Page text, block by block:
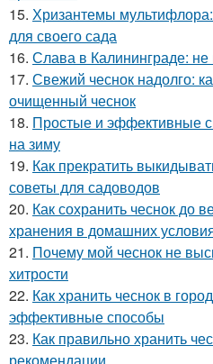
15. Хризантемы
для своего сада
16. Слава в Калининграде: не
17. Свежий чеснок надолго:
очищенный чеснок
18. Простые и эффективные
на зиму
19. Как прекратить
советы для садоводов
20. Как сохранить чеснок до
хранения в домашних
21. Почему мой чеснок не
хитрости
22. Как хранить чеснок в
эффективные способы
23. Как правильно хранить